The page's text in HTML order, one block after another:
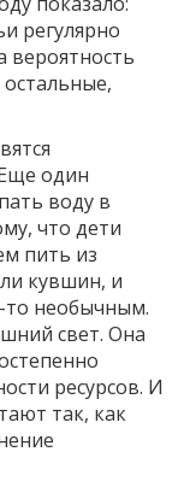
регулярно
вероятность
остальные,
один
воду в
что дети
пить из
кувшин, и
то необычным.
свет. Она
ресурсов. И
так, как